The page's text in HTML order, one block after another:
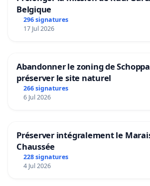
Belgique
296 signatures
17 Jul 2026
Abandonner le zoning de
préserver le site naturel
266 signatures
6 Jul 2026
Préserver intégralement le
Chaussée
228 signatures
4 Jul 2026